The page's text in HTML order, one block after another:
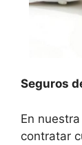
Seguros
En
contratar